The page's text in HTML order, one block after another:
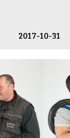
2017-10-31